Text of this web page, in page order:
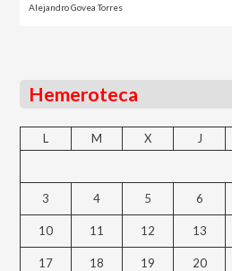
Alejandro Govea Torres
Hemeroteca
L M X J
3 4 5 6
10 11 12 13
17 18 19 20